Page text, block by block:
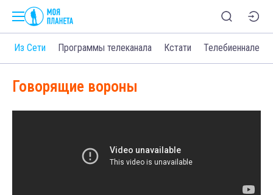
Из Сети Программы телеканала Кстати Телебиеннале
Говорящие вороны